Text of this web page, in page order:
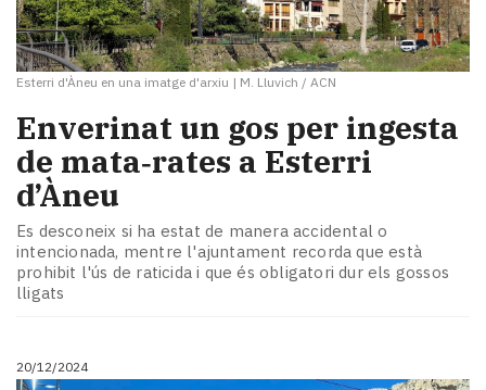
Esterri d'Àneu en una imatge d'arxiu | M. Lluvich / ACN
Enverinat un gos per ingesta
de mata‑rates a Esterri
d’Àneu
Es desconeix si ha estat de manera accidental o
intencionada, mentre l'ajuntament recorda que està
prohibit l'ús de raticida i que és obligatori dur els gossos
lligats
20/12/2024